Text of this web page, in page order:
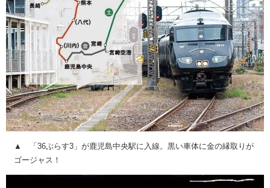
▲ 「36ぷらす3」が鹿児島中央駅に入線。黒い車体に金の縁取りが
ゴージャス！